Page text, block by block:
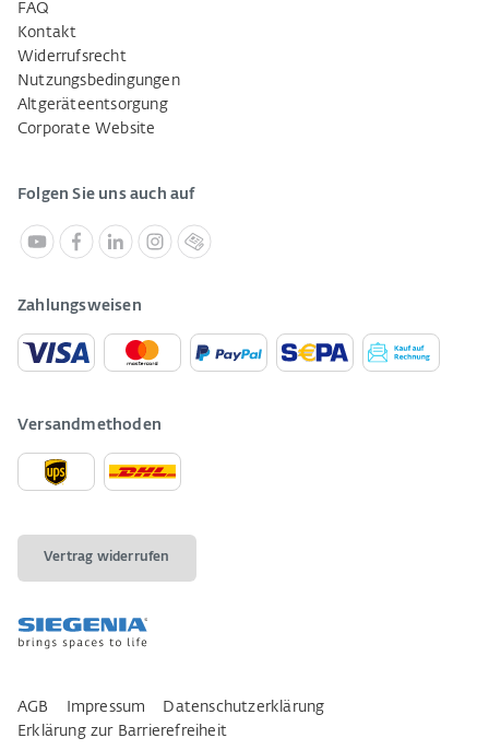
FAQ
Kontakt
Widerrufsrecht
Nutzungsbedingungen
Altgeräteentsorgung
Corporate Website
Folgen Sie uns auch auf
Zahlungsweisen
Versandmethoden
Vertrag widerrufen
AGB Impressum
Datenschutzerklärung
Erklärung zur Barrierefreiheit